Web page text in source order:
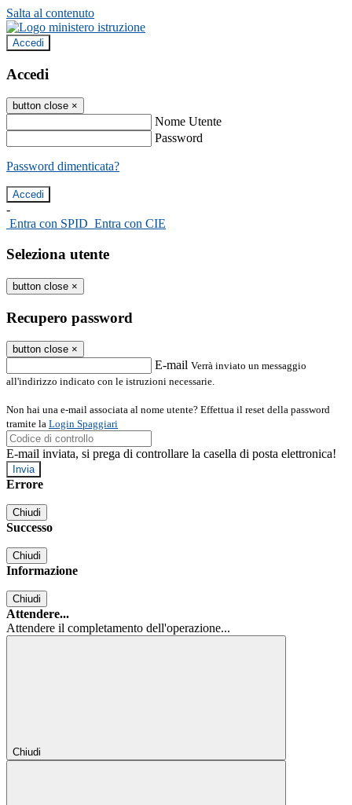
Salta al contenuto
Accedi
Accedi
button close ×
Nome Utente
Password
Password dimenticata?
-
Entra con SPID Entra con CIE
Seleziona utente
button close ×
Recupero password
button close ×
E-mail Verrà inviato un messaggio
all'indirizzo indicato con le istruzioni necessarie.
Non hai una e-mail associata al nome utente? Effettua il reset della password
tramite la Login Spaggiari
E-mail inviata, si prega di controllare la casella di posta elettronica!
Errore
Chiudi
Successo
Chiudi
Informazione
Chiudi
Attendere...
Attendere il completamento dell'operazione...
Chiudi